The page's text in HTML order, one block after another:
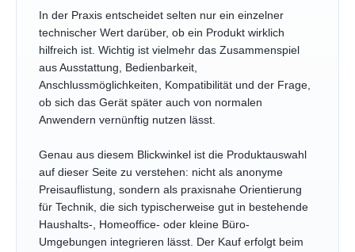
In der Praxis entscheidet selten nur ein einzelner
technischer Wert darüber, ob ein Produkt wirklich
hilfreich ist. Wichtig ist vielmehr das Zusammenspiel
aus Ausstattung, Bedienbarkeit,
Anschlussmöglichkeiten, Kompatibilität und der Frage,
ob sich das Gerät später auch von normalen
Anwendern vernünftig nutzen lässt.
Genau aus diesem Blickwinkel ist die Produktauswahl
auf dieser Seite zu verstehen: nicht als anonyme
Preisauflistung, sondern als praxisnahe Orientierung
für Technik, die sich typischerweise gut in bestehende
Haushalts-, Homeoffice- oder kleine Büro-
Umgebungen integrieren lässt. Der Kauf erfolgt beim